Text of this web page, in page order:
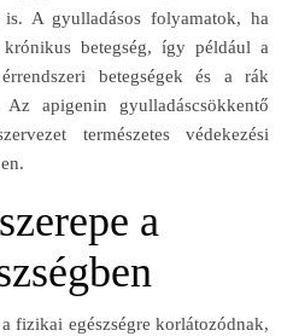
is. A gyulladásos folyamatok, ha
betegség, így például a
betegségek és a rák
Az apigenin gyulladáscsökkentő
természetes védekezési
a
fizikai egészségre korlátozódnak,